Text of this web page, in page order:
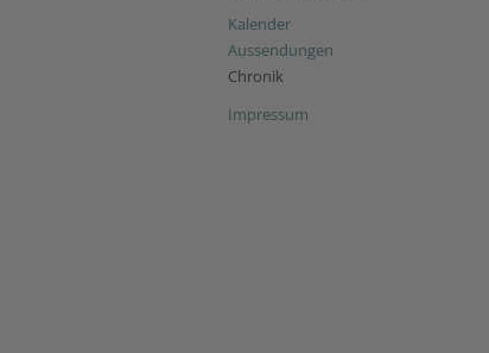
Kalender
Aussendungen
Chronik
Impressum